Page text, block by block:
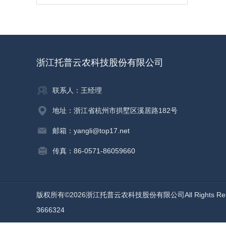
浙江托普云农科技股份有限公司
联系人：王经理
地址：浙江省杭州市拱墅区溪居路182号
邮箱：yangli@top17.net
传真：86-0571-86059660
版权所有©2026浙江托普云农科技股份有限公司All Rights
3666324